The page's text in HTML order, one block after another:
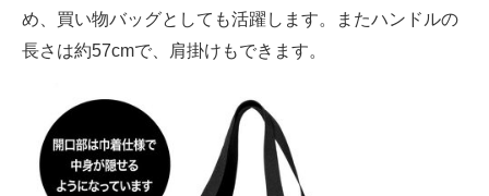
め、買い物バッグとしても活躍します。またハンドルの
長さは約57cmで、肩掛けもできます。